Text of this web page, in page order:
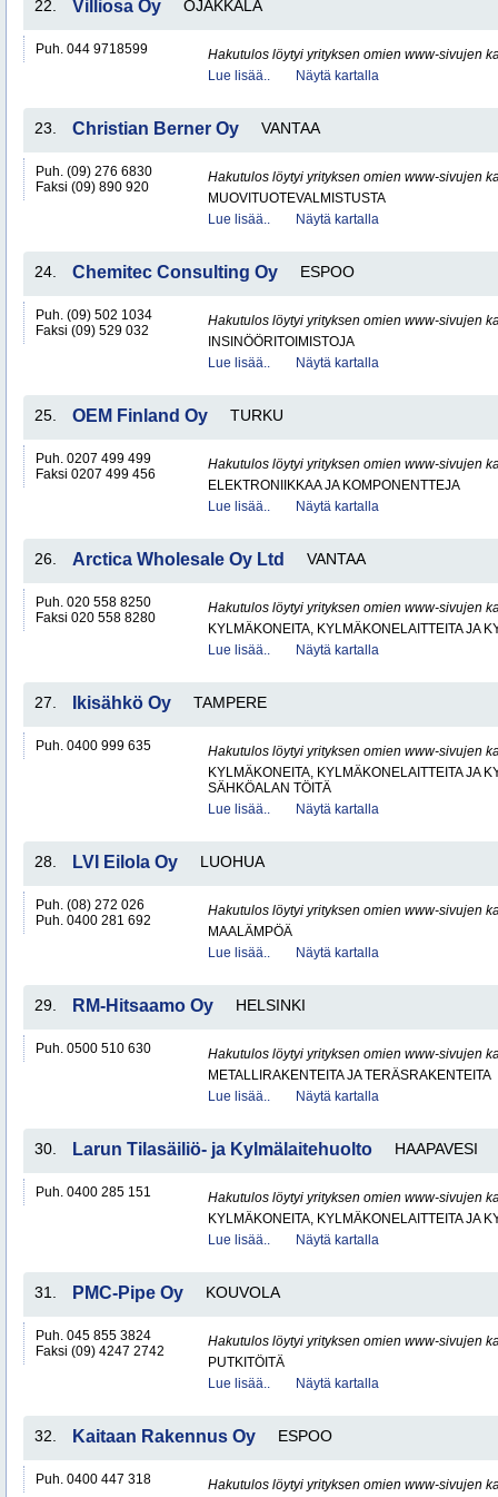
22. Villiosa Oy OJAKKALA
Puh. 044 9718599
Hakutulos löytyi yrityksen omien www-sivujen
Lue lisää..
Näytä kartalla
23. Christian Berner Oy VANTAA
Puh. (09) 276 6830
Faksi (09) 890 920
Hakutulos löytyi yrityksen omien www-sivujen
MUOVITUOTEVALMISTUSTA
Lue lisää..
Näytä kartalla
24. Chemitec Consulting Oy ESPOO
Puh. (09) 502 1034
Faksi (09) 529 032
Hakutulos löytyi yrityksen omien www-sivujen
INSINÖÖRITOIMISTOJA
Lue lisää..
Näytä kartalla
25. OEM Finland Oy TURKU
Puh. 0207 499 499
Faksi 0207 499 456
Hakutulos löytyi yrityksen omien www-sivujen
ELEKTRONIIKKAA JA KOMPONENTTEJA
Lue lisää..
Näytä kartalla
26. Arctica Wholesale Oy Ltd VANTAA
Puh. 020 558 8250
Faksi 020 558 8280
Hakutulos löytyi yrityksen omien www-sivujen
KYLMÄKONEITA, KYLMÄKONELAITTEITA JA
Lue lisää..
Näytä kartalla
27. Ikisähkö Oy TAMPERE
Puh. 0400 999 635
Hakutulos löytyi yrityksen omien www-sivujen
KYLMÄKONEITA, KYLMÄKONELAITTEITA JA
SÄHKÖALAN TÖITÄ
Lue lisää..
Näytä kartalla
28. LVI Eilola Oy LUOHUA
Puh. (08) 272 026
Puh. 0400 281 692
Hakutulos löytyi yrityksen omien www-sivujen
MAALÄMPÖÄ
Lue lisää..
Näytä kartalla
29. RM-Hitsaamo Oy HELSINKI
Puh. 0500 510 630
Hakutulos löytyi yrityksen omien www-sivujen
METALLIRAKENTEITA JA TERÄSRAKENTEITA
Lue lisää..
Näytä kartalla
30. Larun Tilasäiliö- ja Kylmälaitehuolto HAAPAVESI
Puh. 0400 285 151
Hakutulos löytyi yrityksen omien www-sivujen
KYLMÄKONEITA, KYLMÄKONELAITTEITA JA
Lue lisää..
Näytä kartalla
31. PMC-Pipe Oy KOUVOLA
Puh. 045 855 3824
Faksi (09) 4247 2742
Hakutulos löytyi yrityksen omien www-sivujen
PUTKITÖITÄ
Lue lisää..
Näytä kartalla
32. Kaitaan Rakennus Oy ESPOO
Puh. 0400 447 318
Hakutulos löytyi yrityksen omien www-sivujen